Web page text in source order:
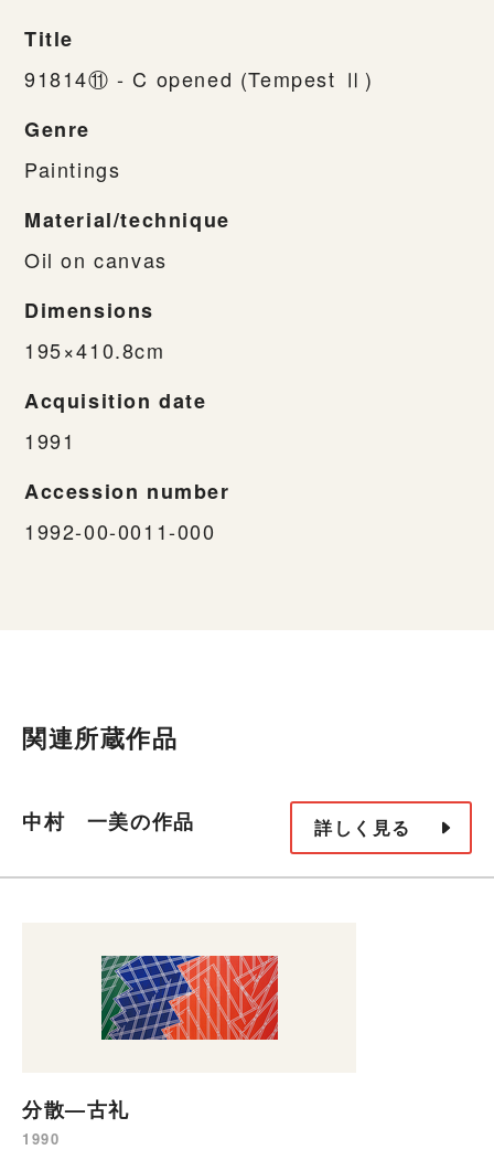
Title
91814⑪ - C opened (Tempest Ⅱ)
Genre
Paintings
Material/technique
Oil on canvas
Dimensions
195×410.8cm
Acquisition date
1991
Accession number
1992-00-0011-000
関連所蔵作品
中村 一美の作品 詳しく見る
分散—古礼
1990